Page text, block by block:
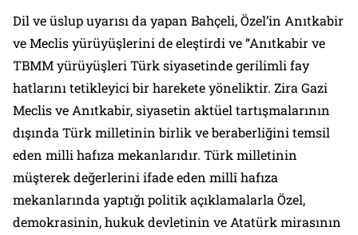
Dil ve üslup uyarısı da yapan Bahçeli, Özel’in Anıtkabir
ve Meclis yürüyüşlerini de eleştirdi ve “Anıtkabir ve
TBMM yürüyüşleri Türk siyasetinde gerilimli fay
hatlarını tetikleyici bir harekete yöneliktir. Zira Gazi
Meclis ve Anıtkabir, siyasetin aktüel tartışmalarının
dışında Türk milletinin birlik ve beraberliğini temsil
eden milli hafıza mekanlarıdır. Türk milletinin
müşterek değerlerini ifade eden millî hafıza
mekanlarında yaptığı politik açıklamalarla Özel,
demokrasinin, hukuk devletinin ve Atatürk mirasının